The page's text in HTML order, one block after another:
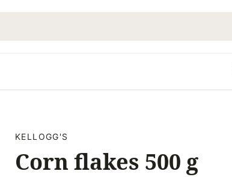
KELLOGG'S
Corn flakes 500 g